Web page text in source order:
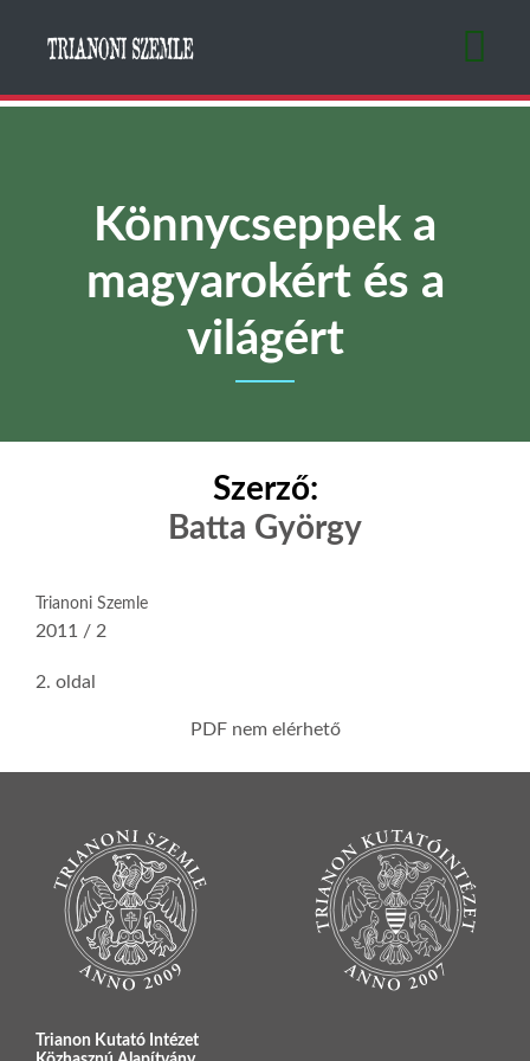
Könnycseppek a
magyarokért és a
világért
Szerző:
Batta György
Trianoni Szemle
2011 / 2
2. oldal
PDF nem elérhető
Trianon Kutató Intézet